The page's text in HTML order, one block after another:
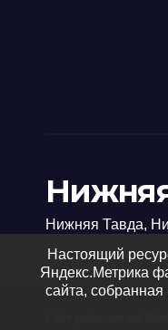
Нижняя Тавда,
Настоящий
Яндекс.Метрика
сайта,